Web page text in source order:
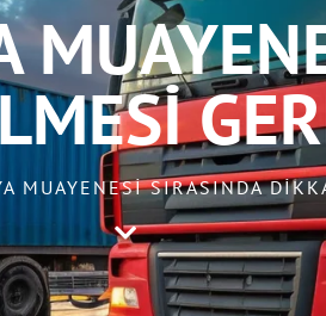
MUAYENESI SIRASINDA